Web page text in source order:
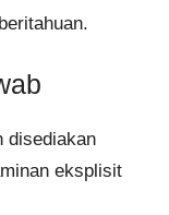
disediakan
eksplisit